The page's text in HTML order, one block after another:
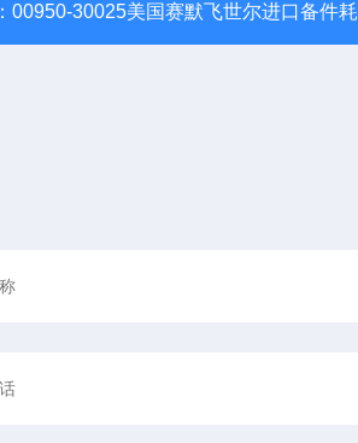
00950-30025美国赛默飞世尔进口备件